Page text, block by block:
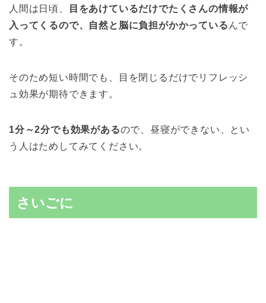
人間は日頃、
目をあけているだけでたくさんの情報が
入ってくるので、自然と脳に負担がかかっている んで
す。
そのため短い時間でも、目を閉じるだけでリフレッシ
ュ効果が期待できます。
1分～2分でも効果があるので、昼寝ができない、とい
う人はためしてみてください。
さいごに